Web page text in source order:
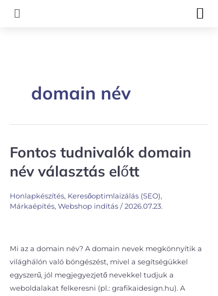
domain név
Fontos tudnivalók domain
név választás előtt
Honlapkészítés, Keresőoptimlaizálás (SEO),
Márkaépítés, Webshop indítás / 2026.07.23.
Mi az a domain név? A domain nevek megkönnyítik a
világhálón való böngészést, mivel a segítségükkel
egyszerű, jól megjegyezjető nevekkel tudjuk a
weboldalakat felkeresni (pl.: grafikaidesign.hu). A
Fontos
domain
választás